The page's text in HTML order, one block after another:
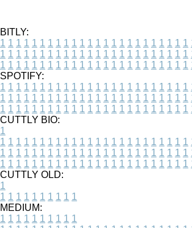
BITLY:
1 1 1 1 1 1 1 1 1 1 1 1 1 1 1 1 1 1 1 1 1 1 1 1
1 1 1 1 1 1 1 1 1 1 1 1 1 1 1 1 1 1 1 1 1 1 1 1
1 1 1 1 1 1 1 1 1 1 1 1 1 1 1 1 1 1 1 1 1 1 1 1
SPOTIFY:
1 1 1 1 1 1 1 1 1 1 1 1 1 1 1 1 1 1 1 1 1 1 1 1
1 1 1 1 1 1 1 1 1 1 1 1 1 1 1 1 1 1 1 1 1 1 1 1
1 1 1 1 1 1 1 1 1 1 1 1 1 1 1 1 1 1 1 1 1 1 1 1
CUTTLY BIO:
1
1 1 1 1 1 1 1 1 1 1 1 1 1 1 1 1 1 1 1 1 1 1 1 1
1 1 1 1 1 1 1 1 1 1 1 1 1 1 1 1 1 1 1 1 1 1 1 1
1 1 1 1 1 1 1 1 1 1 1 1 1 1 1 1 1 1 1 1 1 1 1 1
CUTTLY OLD:
1
1 1 1 1 1 1 1 1 1 1
MEDIUM:
1 1 1 1 1 1 1 1 1 1